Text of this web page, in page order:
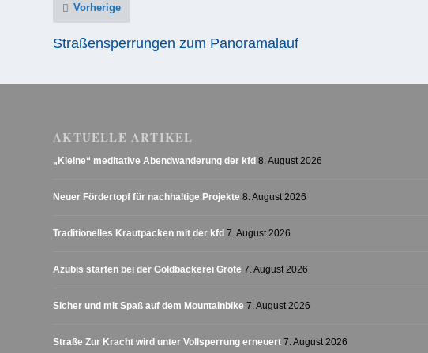
Vorherige
Straßensperrungen zum Panoramalauf
AKTUELLE ARTIKEL
„Kleine“ meditative Abendwanderung der kfd 8. August 2026
Neuer Fördertopf für nachhaltige Projekte 8. August 2026
Traditionelles Krautpacken mit der kfd 7. August 2026
Azubis starten bei der Goldbäckerei Grote 7. August 2026
Sicher und mit Spaß auf dem Mountainbike 7. August 2026
Straße Zur Kracht wird unter Vollsperrung erneuert 7. August 2026